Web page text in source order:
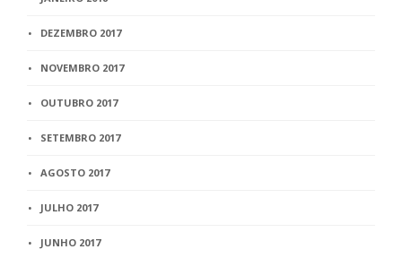
DEZEMBRO 2017
NOVEMBRO 2017
OUTUBRO 2017
SETEMBRO 2017
AGOSTO 2017
JULHO 2017
JUNHO 2017